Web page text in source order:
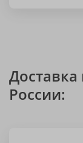
России: